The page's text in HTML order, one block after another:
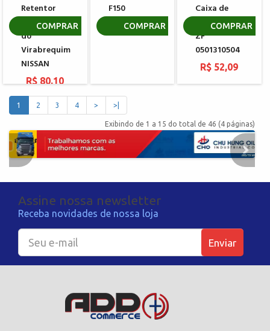
Retentor
Dianteiro
do
Virabrequim
NISSAN
R$ 80,10
COMPRAR
F150
R$ 70,57
COMPRAR
Caixa de
Transferência
ZF
0501310504
R$ 52,09
COMPRAR
1 2 3 4 > >|
Exibindo de 1 a 15 do total de 46 (4 páginas)
Assine nossa newsletter
Receba novidades de nossa loja
Enviar